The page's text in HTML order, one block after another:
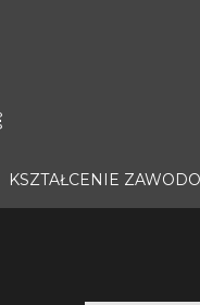
KSZTAŁCENIE